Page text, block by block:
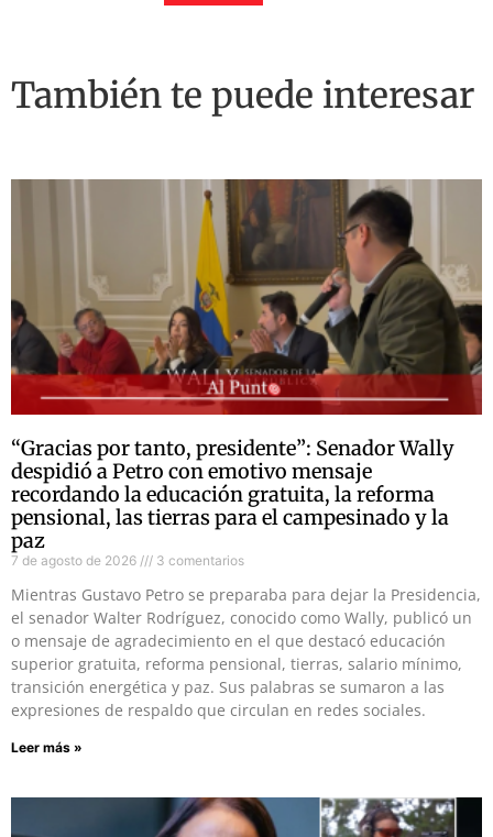
También te puede interesar
“Gracias por tanto, presidente”: Senador Wally
despidió a Petro con emotivo mensaje
recordando la educación gratuita, la reforma
pensional, las tierras para el campesinado y la
paz
7 de agosto de 2026 3 comentarios
Mientras Gustavo Petro se preparaba para dejar la Presidencia,
el senador Walter Rodríguez, conocido como Wally, publicó un
o mensaje de agradecimiento en el que destacó educación
superior gratuita, reforma pensional, tierras, salario mínimo,
transición energética y paz. Sus palabras se sumaron a las
expresiones de respaldo que circulan en redes sociales.
Leer más »